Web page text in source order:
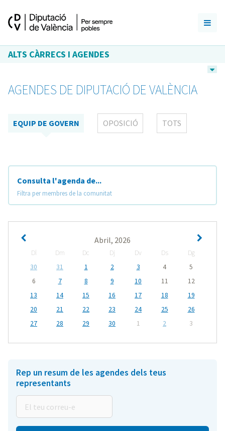
ALTS CÀRRECS I AGENDES
AGENDES DE DIPUTACIÓ DE VALÈNCIA
EQUIP DE GOVERN OPOSICIÓ TOTS
Consulta l'agenda de...
Filtra per membres de la comunitat
Abril, 2026
Dl Dm Dc Dj Dv Ds
Dg
30
31 1 2 3 4
5
6
7 8 9 10 11
12
13
14 15 16 17 18
19
20
21 22 23 24 25
26
27
28 29 30 1 2 3
Rep un resum de les agendes dels teus
representants
teu
correu-